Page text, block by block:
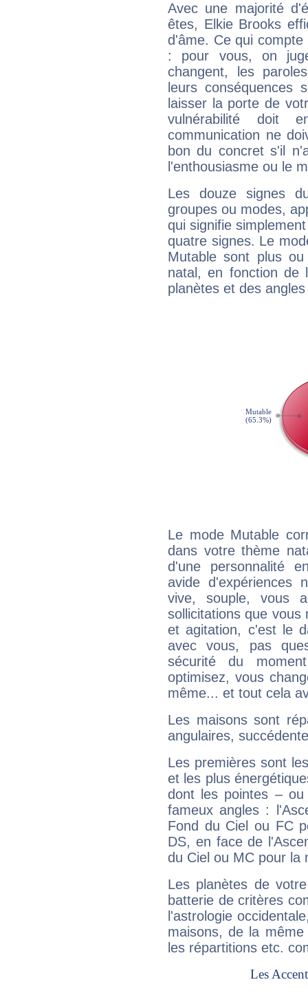
Avec une majorité
êtes, Elkie Brooks
d'âme. Ce qui
: pour vous, on
changent, les
leurs conséquences
laisser la porte de
vulnérabilité doit
communication ne
bon du concret s'il
l'enthousiasme ou le
Les douze signes
groupes ou modes,
qui signifie
quatre signes. Le
Mutable sont plus
natal, en fonction de
planètes et des
Le mode Mutable
dans votre thème
d'une personnalité
avide d'expériences
vive, souple, vous
sollicitations que vous
et agitation, c'est le
avec vous, pas
sécurité du
optimisez, vous
même... et tout cela
Les maisons sont
angulaires,
Les premières sont
et les plus
dont les pointes –
fameux angles :
Fond du Ciel ou FC
DS, en face de
du Ciel ou MC pour la
Les planètes de
batterie de critères
l'astrologie
maisons, de la
les répartitions etc.